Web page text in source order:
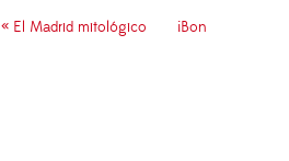
« El Madrid mitológico
¡Bon